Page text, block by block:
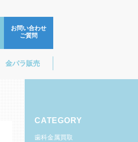
お問い合わせ
ご質問
金パラ販売
CATEGORY
歯科金属買取